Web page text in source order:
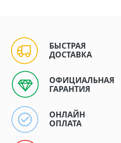
БЫСТРАЯ
ДОСТАВКА
ОФИЦИАЛЬНАЯ
ГАРАНТИЯ
ОНЛАЙН
ОПЛАТА